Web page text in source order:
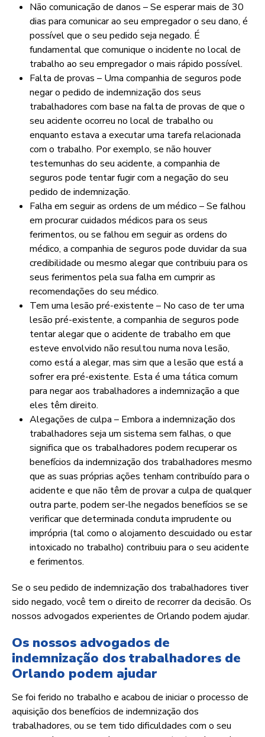
Não comunicação de danos – Se esperar mais de 30
dias para comunicar ao seu empregador o seu dano, é
possível que o seu pedido seja negado. É
fundamental que comunique o incidente no local de
trabalho ao seu empregador o mais rápido possível.
Falta de provas – Uma companhia de seguros pode
negar o pedido de indemnização dos seus
trabalhadores com base na falta de provas de que o
seu acidente ocorreu no local de trabalho ou
enquanto estava a executar uma tarefa relacionada
com o trabalho. Por exemplo, se não houver
testemunhas do seu acidente, a companhia de
seguros pode tentar fugir com a negação do seu
pedido de indemnização.
Falha em seguir as ordens de um médico – Se falhou
em procurar cuidados médicos para os seus
ferimentos, ou se falhou em seguir as ordens do
médico, a companhia de seguros pode duvidar da sua
credibilidade ou mesmo alegar que contribuiu para os
seus ferimentos pela sua falha em cumprir as
recomendações do seu médico.
Tem uma lesão pré-existente – No caso de ter uma
lesão pré-existente, a companhia de seguros pode
tentar alegar que o acidente de trabalho em que
esteve envolvido não resultou numa nova lesão,
como está a alegar, mas sim que a lesão que está a
sofrer era pré-existente. Esta é uma tática comum
para negar aos trabalhadores a indemnização a que
eles têm direito.
Alegações de culpa – Embora a indemnização dos
trabalhadores seja um sistema sem falhas, o que
significa que os trabalhadores podem recuperar os
benefícios da indemnização dos trabalhadores mesmo
que as suas próprias ações tenham contribuído para o
acidente e que não têm de provar a culpa de qualquer
outra parte, podem ser-lhe negados benefícios se se
verificar que determinada conduta imprudente ou
imprópria (tal como o alojamento descuidado ou estar
intoxicado no trabalho) contribuiu para o seu acidente
e ferimentos.
Se o seu pedido de indemnização dos trabalhadores tiver
sido negado, você tem o direito de recorrer da decisão. Os
nossos advogados experientes de Orlando podem ajudar.
Os nossos advogados de
indemnização dos trabalhadores de
Orlando podem ajudar
Se foi ferido no trabalho e acabou de iniciar o processo de
aquisição dos benefícios de indemnização dos
trabalhadores, ou se tem tido dificuldades com o seu